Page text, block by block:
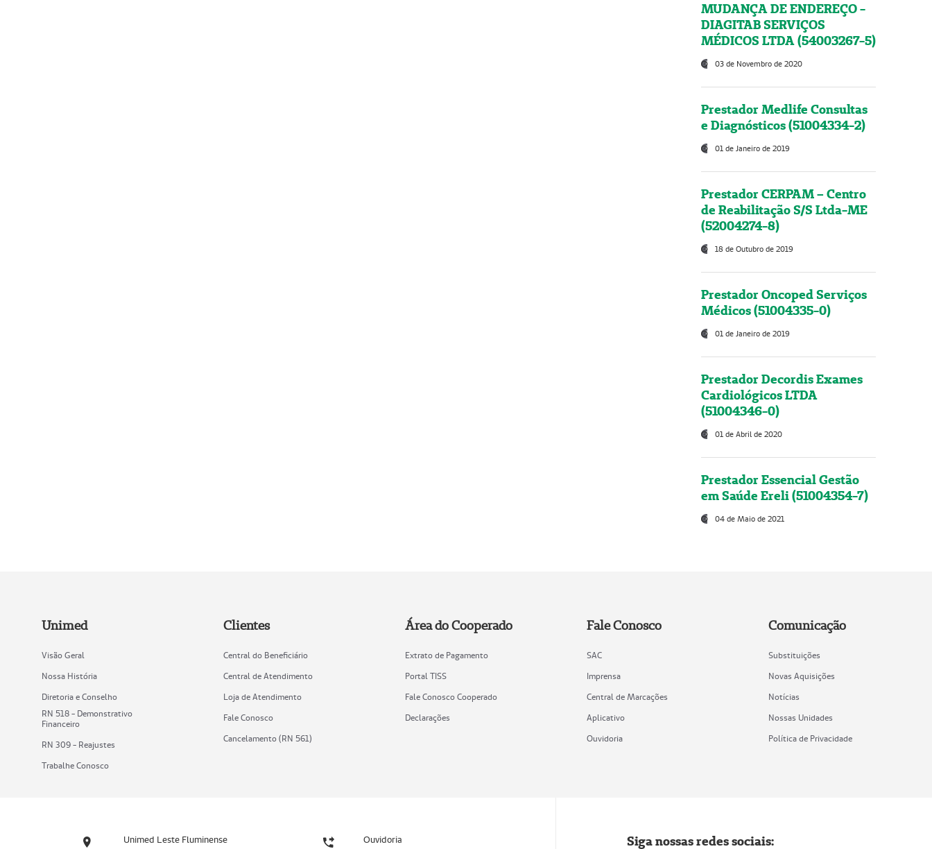
MUDANÇA DE ENDEREÇO -
DIAGITAB SERVIÇOS
MÉDICOS LTDA (54003267-5)
03 de Novembro de 2020
Prestador Medlife Consultas
e Diagnósticos (51004334-2)
01 de Janeiro de 2019
Prestador CERPAM – Centro
de Reabilitação S/S Ltda-ME
(52004274-8)
18 de Outubro de 2019
Prestador Oncoped Serviços
Médicos (51004335-0)
01 de Janeiro de 2019
Prestador Decordis Exames
Cardiológicos LTDA
(51004346-0)
01 de Abril de 2020
Prestador Essencial Gestão
em Saúde Ereli (51004354-7)
04 de Maio de 2021
Unimed
Visão Geral
Nossa História
Diretoria e Conselho
RN 518 - Demonstrativo
Financeiro
RN 309 - Reajustes
Trabalhe Conosco
Clientes
Central do Beneficiário
Central de Atendimento
Loja de Atendimento
Fale Conosco
Cancelamento (RN 561)
Área do Cooperado
Extrato de Pagamento
Portal TISS
Fale Conosco Cooperado
Declarações
Fale Conosco
SAC
Imprensa
Central de Marcações
Aplicativo
Ouvidoria
Comunicação
Substituições
Novas Aquisições
Notícias
Nossas Unidades
Política de Privacidade
Unimed Leste Fluminense Ouvidoria Siga nossas redes sociais: